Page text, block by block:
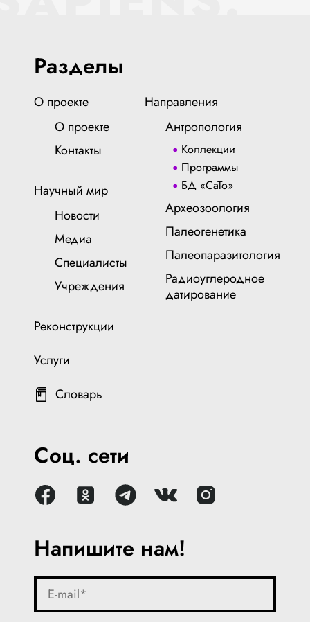
Напишите нам!
Разделы
О проекте
О проекте
Контакты
Научный мир
Новости
Медиа
Специалисты
Учреждения
Реконструкции
Услуги
Словарь
Направления
Антропология
Коллекции
Программы
БД «СаТо»
Археозоология
Палеогенетика
Палеопаразитология
Радиоуглеродное
датирование
Соц. сети